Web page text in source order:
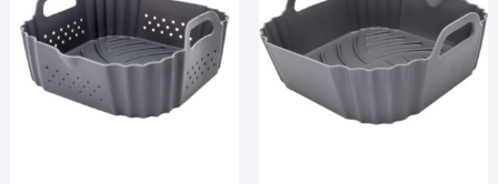
Asesor El Arroyo
En línea · responde en segundos
Cómo llegar